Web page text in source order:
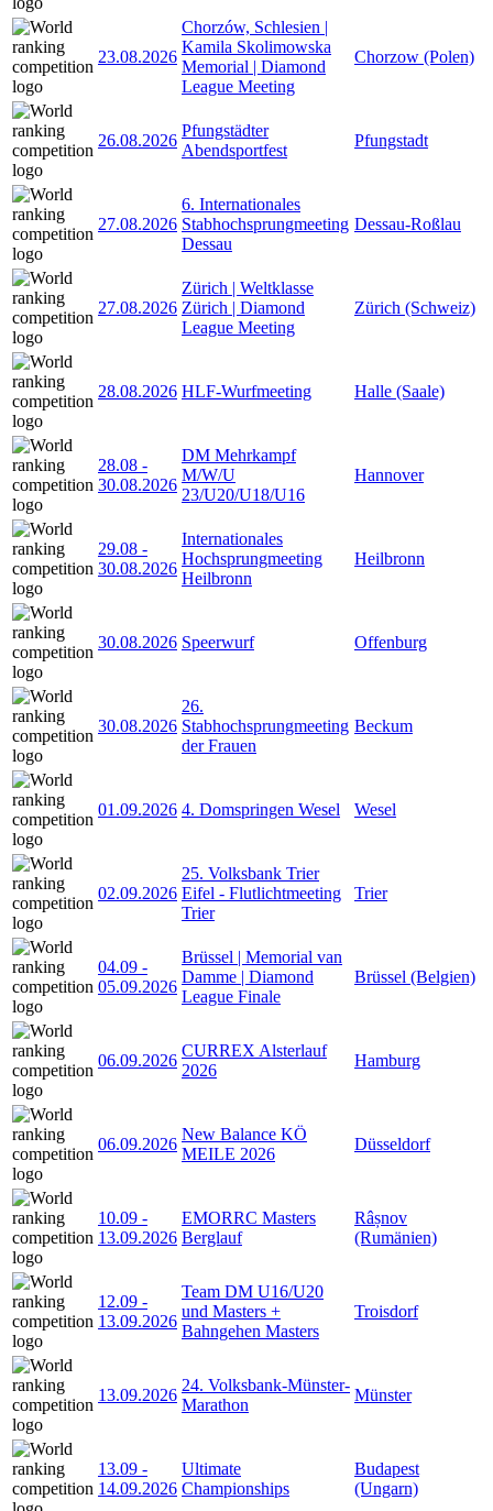
23.08.2026
Chorzów, Schlesien |
Kamila Skolimowska
Memorial | Diamond
League Meeting
Chorzow (Polen)
26.08.2026
Pfungstädter
Abendsportfest
Pfungstadt
27.08.2026
6. Internationales
Stabhochsprungmeeting
Dessau
Dessau-Roßlau
27.08.2026
Zürich | Weltklasse
Zürich | Diamond
League Meeting
Zürich (Schweiz)
28.08.2026 HLF-Wurfmeeting Halle (Saale)
28.08 -
30.08.2026
DM Mehrkampf
M/W/U
23/U20/U18/U16
Hannover
29.08 -
30.08.2026
Internationales
Hochsprungmeeting
Heilbronn
Heilbronn
30.08.2026 Speerwurf Offenburg
30.08.2026
26.
Stabhochsprungmeeting
der Frauen
Beckum
01.09.2026 4. Domspringen Wesel Wesel
02.09.2026
25. Volksbank Trier
Eifel - Flutlichtmeeting
Trier
Trier
04.09 -
05.09.2026
Brüssel | Memorial van
Damme | Diamond
League Finale
Brüssel (Belgien)
06.09.2026
CURREX Alsterlauf
2026
Hamburg
06.09.2026
New Balance KÖ
MEILE 2026
Düsseldorf
10.09 -
13.09.2026
EMORRC Masters
Berglauf
Râșnov
(Rumänien)
12.09 -
13.09.2026
Team DM U16/U20
und Masters +
Bahngehen Masters
Troisdorf
13.09.2026
24. Volksbank-Münster-
Marathon
Münster
13.09 -
14.09.2026
Ultimate
Championships
Budapest
(Ungarn)